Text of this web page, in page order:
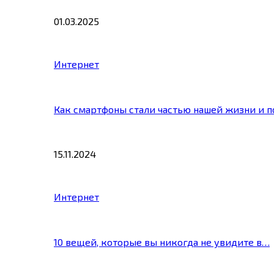
01.03.2025
Интернет
Как смартфоны стали частью нашей жизни и
15.11.2024
Интернет
10 вещей, которые вы никогда не увидите в…